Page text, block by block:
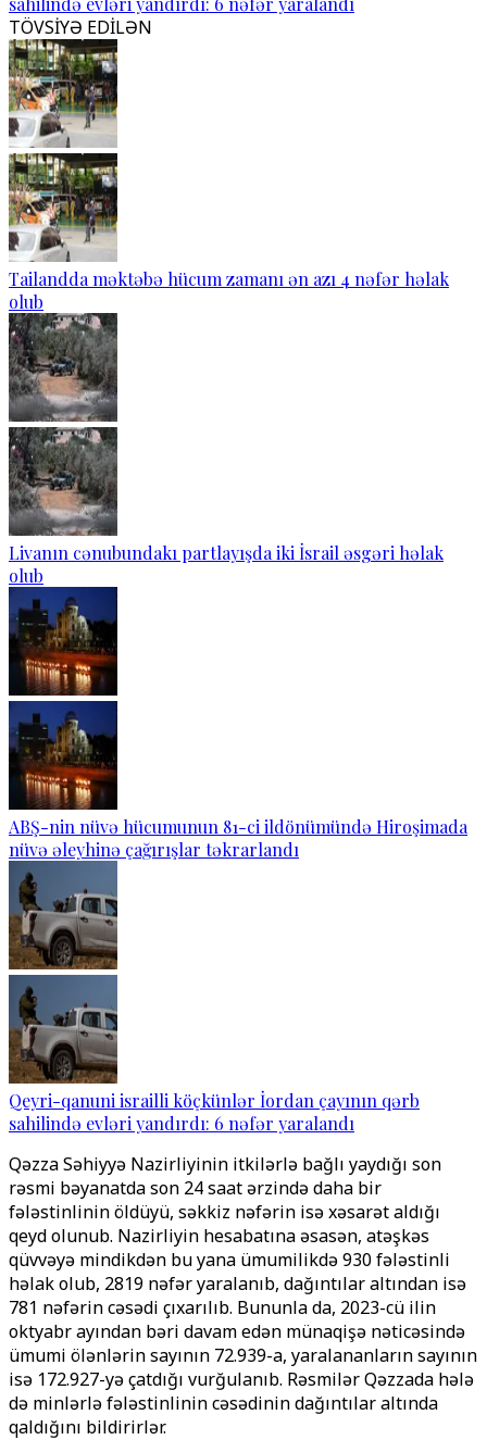
TÖVSİYƏ EDİLƏN
Tailandda məktəbə hücum zamanı ən azı 4 nəfər həlak
olub
Livanın cənubundakı partlayışda iki İsrail əsgəri həlak
olub
ABŞ-nin nüvə hücumunun 81-ci ildönümündə Hiroşimada
nüvə əleyhinə çağırışlar təkrarlandı
Qeyri-qanuni israilli köçkünlər İordan çayının qərb
sahilində evləri yandırdı: 6 nəfər yaralandı
Qəzza Səhiyyə Nazirliyinin itkilərlə bağlı yaydığı son
rəsmi bəyanatda son 24 saat ərzində daha bir
fələstinlinin öldüyü, səkkiz nəfərin isə xəsarət aldığı
qeyd olunub. Nazirliyin hesabatına əsasən, atəşkəs
qüvvəyə mindikdən bu yana ümumilikdə 930 fələstinli
həlak olub, 2819 nəfər yaralanıb, dağıntılar altından isə
781 nəfərin cəsədi çıxarılıb. Bununla da, 2023-cü ilin
oktyabr ayından bəri davam edən münaqişə nəticəsində
ümumi ölənlərin sayının 72.939-a, yaralananların sayının
isə 172.927-yə çatdığı vurğulanıb. Rəsmilər Qəzzada hələ
də minlərlə fələstinlinin cəsədinin dağıntılar altında
qaldığını bildirirlər.